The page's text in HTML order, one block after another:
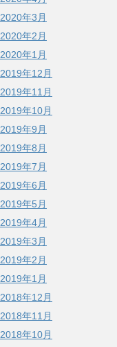
2020年3月
2020年2月
2020年1月
2019年12月
2019年11月
2019年10月
2019年9月
2019年8月
2019年7月
2019年6月
2019年5月
2019年4月
2019年3月
2019年2月
2019年1月
2018年12月
2018年11月
2018年10月